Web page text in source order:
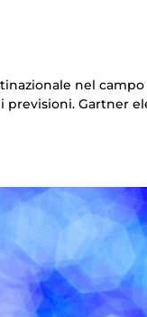
nel
previsioni. Gartner